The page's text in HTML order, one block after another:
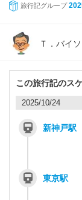
旅行記グループ
Ｔ．バイ
この旅行記のス
2025/10/24
新神戸駅
東京駅